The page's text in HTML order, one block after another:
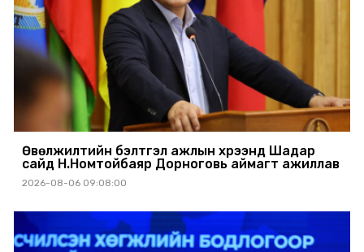
Өвөлжилтийн бэлтгэл ажлын хүрээнд Шадар
сайд Н.Номтойбаяр Дорноговь аймагт ажиллав
2026-08-06 09:08:00